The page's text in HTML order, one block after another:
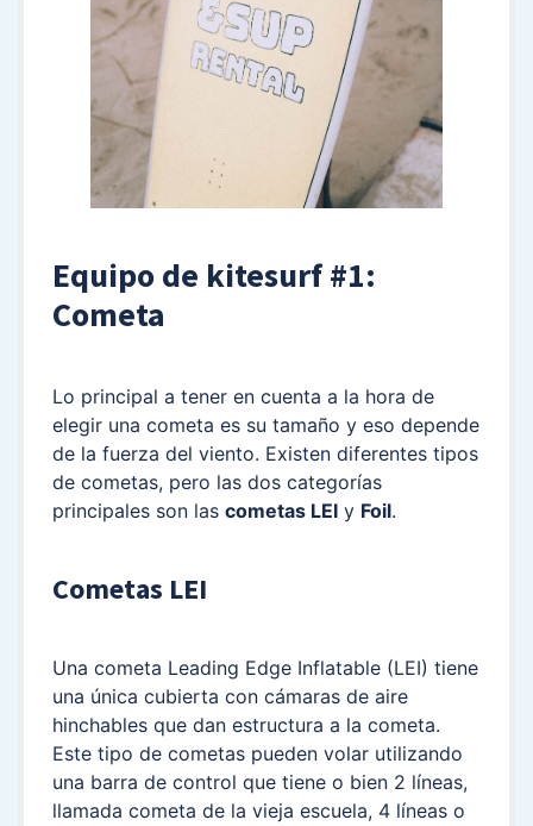
Equipo de kitesurf #1:
Cometa
Lo principal a tener en cuenta a la hora de
elegir una cometa es su tamaño y eso depende
de la fuerza del viento. Existen diferentes tipos
de cometas, pero las dos categorías
principales son las cometas LEI y Foil.
Cometas LEI
Una cometa Leading Edge Inflatable (LEI) tiene
una única cubierta con cámaras de aire
hinchables que dan estructura a la cometa.
Este tipo de cometas pueden volar utilizando
una barra de control que tiene o bien 2 líneas,
llamada cometa de la vieja escuela, 4 líneas o